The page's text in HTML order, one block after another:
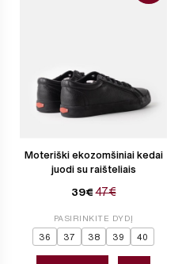
Moteriški ekozomšiniai kedai
juodi su raišteliais
39€ 47€
PASIRINKITE DYDĮ
36 37 38 39 40